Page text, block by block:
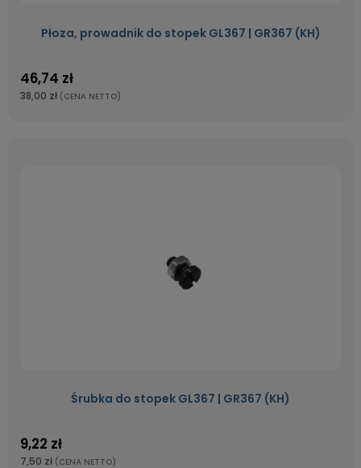
Płoza, prowadnik do stopek GL367 | GR367 (KH)
46,74 zł
38,00 zł (CENA NETTO)
Śrubka do stopek GL367 | GR367 (KH)
9,22 zł
7,50 zł (CENA NETTO)